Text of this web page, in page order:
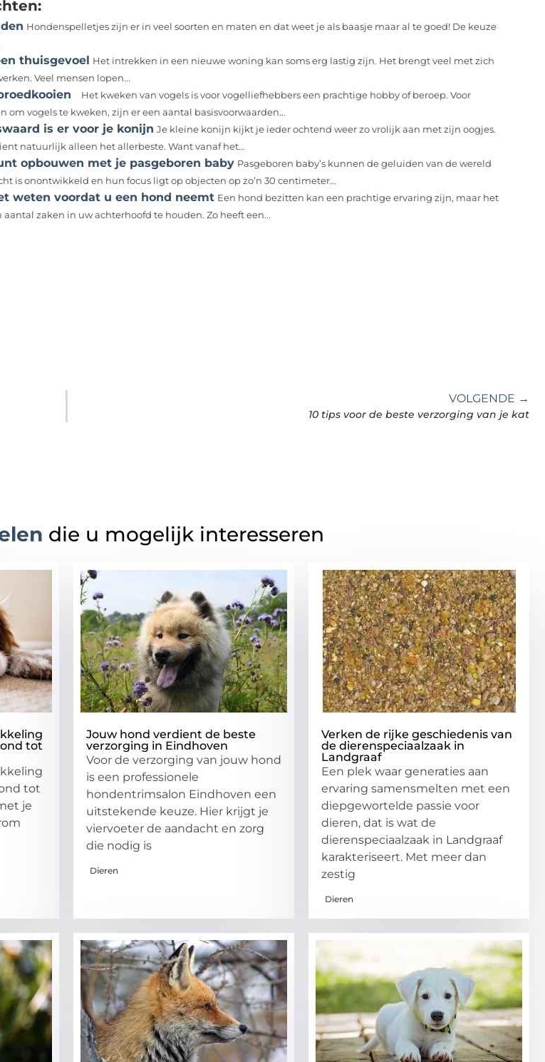
Hondenspelletjes zijn er in veel soorten en maten en dat weet je als baasje maar al te goed! De keuze
thuisgevoel Het intrekken in een nieuwe woning kan soms erg lastig zijn. Het brengt veel met zich
Veel mensen lopen...
Het kweken van vogels is voor vogelliefhebbers een prachtige hobby of beroep. Voor
om vogels te kweken, zijn er een aantal basisvoorwaarden...
is er voor je konijn Je kleine konijn kijkt je ieder ochtend weer zo vrolijk aan met zijn oogjes.
natuurlijk alleen het allerbeste. Want vanaf het...
opbouwen met je pasgeboren baby Pasgeboren baby’s kunnen de geluiden van de wereld
is onontwikkeld en hun focus ligt op objecten op zo’n 30 centimeter...
weten voordat u een hond neemt Een hond bezitten kan een prachtige ervaring zijn, maar het
zaken in uw achterhoofd te houden. Zo heeft een...
VOLGENDE →
10 tips voor de beste verzorging van je kat
die u mogelijk interesseren
tot
tot
je
Jouw hond verdient de beste
verzorging in Eindhoven
Voor de verzorging van jouw hond
is een professionele
hondentrimsalon Eindhoven een
uitstekende keuze. Hier krijgt je
viervoeter de aandacht en zorg
die nodig is
Dieren
Verken de rijke geschiedenis van
de dierenspeciaalzaak in
Landgraaf
Een plek waar generaties aan
ervaring samensmelten met een
diepgewortelde passie voor
dieren, dat is wat de
dierenspeciaalzaak in Landgraaf
karakteriseert. Met meer dan
zestig
Dieren